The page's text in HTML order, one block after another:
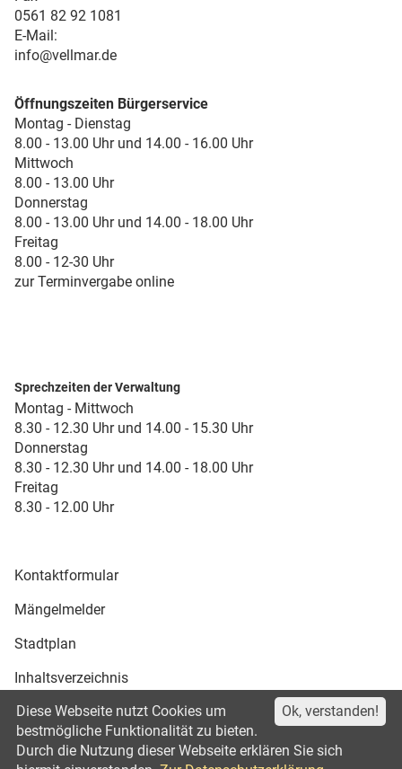
0561 82 92 1081
E-Mail:
info@vellmar.de
Öffnungszeiten Bürgerservice
Montag - Dienstag
8.00 - 13.00 Uhr und 14.00 - 16.00 Uhr
Mittwoch
8.00 - 13.00 Uhr
Donnerstag
8.00 - 13.00 Uhr und 14.00 - 18.00 Uhr
Freitag
8.00 - 12-30 Uhr
zur Terminvergabe online
Sprechzeiten der Verwaltung
Montag - Mittwoch
8.30 - 12.30 Uhr und 14.00 - 15.30 Uhr
Donnerstag
8.30 - 12.30 Uhr und 14.00 - 18.00 Uhr
Freitag
8.30 - 12.00 Uhr
Kontaktformular
Mängelmelder
Stadtplan
Inhaltsverzeichnis
Druckansicht
Impressum Datenschutz
Ok, verstanden!
Diese Webseite nutzt Cookies um
bestmögliche Funktionalität zu bieten.
Durch die Nutzung dieser Webseite erklären Sie sich